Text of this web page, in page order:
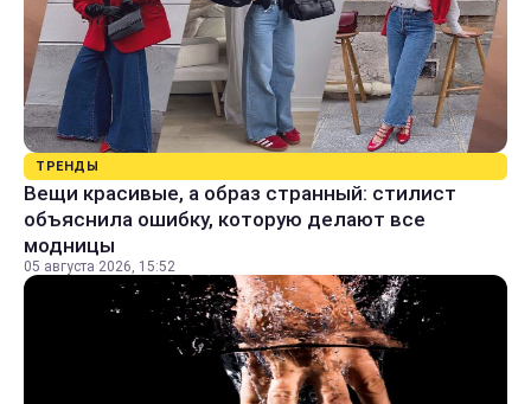
ТРЕНДЫ
Вещи красивые, а образ странный: стилист
объяснила ошибку, которую делают все
модницы
05 августа 2026, 15:52